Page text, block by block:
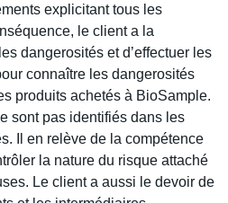
explicitant tous les
le client a la
dangerosités et d’effectuer les
connaître les dangerosités
produits achetés à BioSample.
sont pas identifiés dans les
Il en relève de la compétence
la nature du risque attaché
Le client a aussi le devoir de